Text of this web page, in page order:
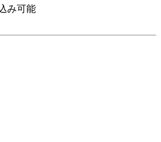
み可能